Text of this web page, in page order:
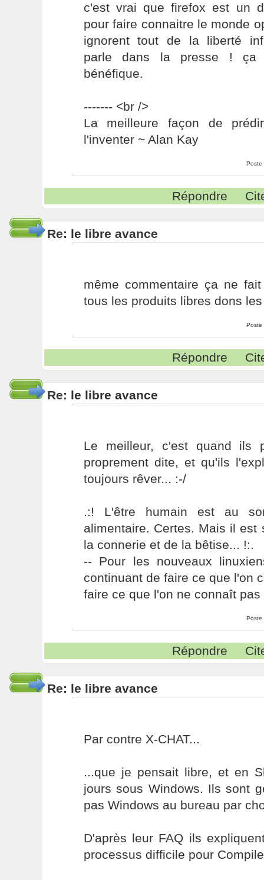
c'est vrai que firefox est un
pour faire connaitre le monde
ignorent tout de la liberté
parle dans la presse ! ça
bénéfique.
------- <br />
La meilleure façon de
l'inventer ~ Alan Kay
Poste
Répondre
Re: le libre avance
même commentaire ça ne
tous les produits libres dons
Poste
Répondre
Re: le libre avance
Le meilleur, c'est quand ils
proprement dite, et qu'ils
toujours rêver... :-/
.:! L'être humain est au
alimentaire. Certes. Mais il est
la connerie et de la bêtise... !:.
-- Pour les nouveaux
continuant de faire ce que l'on
faire ce que l'on ne connaît pas
Poste
Répondre
Re: le libre avance
Par contre X-CHAT...
...que je pensait libre, et en
jours sous Windows. Ils sont
pas Windows au bureau par
D'après leur FAQ ils
processus difficile pour